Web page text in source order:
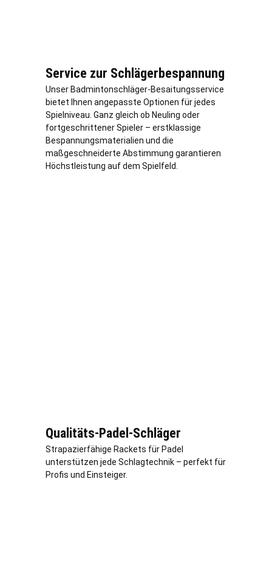
Service zur Schlägerbespannung
Unser Badmintonschläger-Besaitungsservice
bietet Ihnen angepasste Optionen für jedes
Spielniveau. Ganz gleich ob Neuling oder
fortgeschrittener Spieler – erstklassige
Bespannungsmaterialien und die
maßgeschneiderte Abstimmung garantieren
Höchstleistung auf dem Spielfeld.
Qualitäts-Padel-Schläger
Strapazierfähige Rackets für Padel
unterstützen jede Schlagtechnik – perfekt für
Profis und Einsteiger.